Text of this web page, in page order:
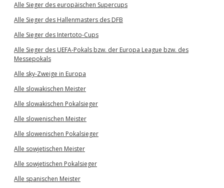
Alle Sieger des europäischen Supercups
Alle Sieger des Hallenmasters des DFB
Alle Sieger des Intertoto-Cups
Alle Sieger des UEFA-Pokals bzw. der Europa League bzw. des
Messepokals
Alle sky-Zweige in Europa
Alle slowakischen Meister
Alle slowakischen Pokalsieger
Alle slowenischen Meister
Alle slowenischen Pokalsieger
Alle sowjetischen Meister
Alle sowjetischen Pokalsieger
Alle spanischen Meister